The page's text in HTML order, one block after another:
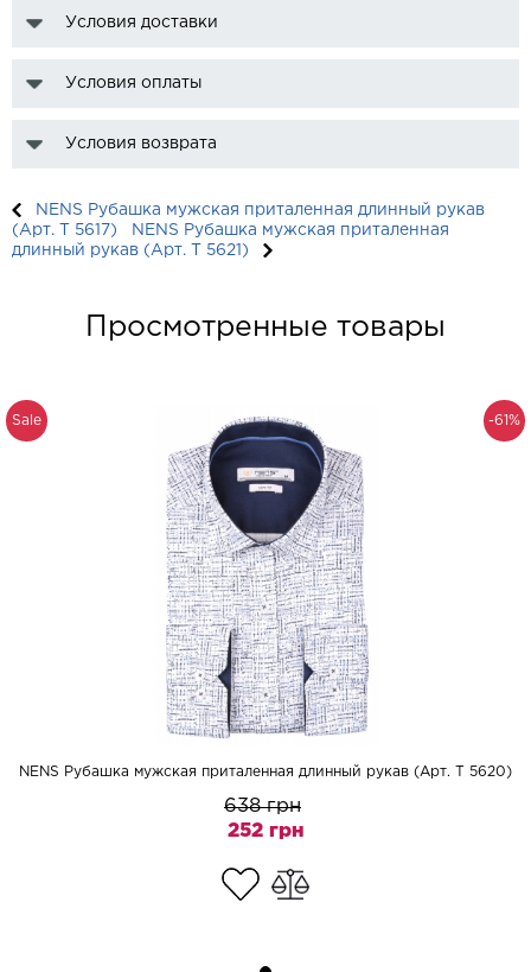
Условия доставки
Условия оплаты
Условия возврата
NENS Рубашка мужская приталенная длинный рукав
(Арт. T 5617)
NENS Рубашка мужская приталенная
длинный рукав (Арт. T 5621)
Просмотренные товары
-61%
Sale
NENS Рубашка мужская приталенная длинный рукав (Арт. T 5620)
638 грн
252 грн